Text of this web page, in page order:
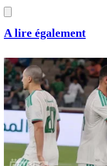
A lire également